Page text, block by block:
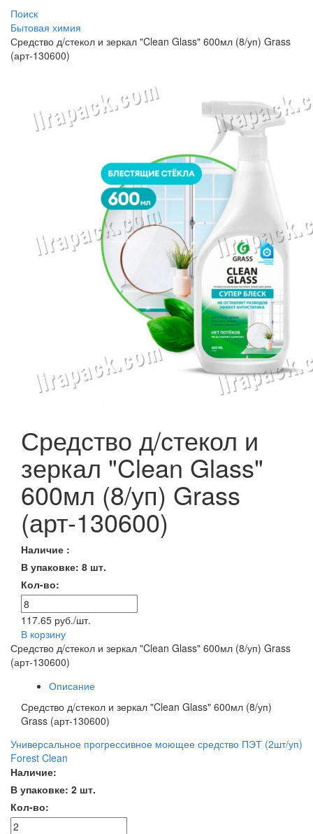
Поиск
Бытовая химия
Средство д/стекол и зеркал "Clean Glass" 600мл (8/уп) Grass
(арт-130600)
Средство д/стекол и
зеркал "Clean Glass"
600мл (8/уп) Grass
(арт-130600)
Наличие :
В упаковке: 8 шт.
Кол-во:
117.65 руб./шт.
В корзину
Средство д/стекол и зеркал "Clean Glass" 600мл (8/уп) Grass
(арт-130600)
Описание
Средство д/стекол и зеркал "Clean Glass" 600мл (8/уп)
Grass (арт-130600)
Универсальное прогрессивное моющее средство ПЭТ (2шт/уп)
Forest Clean
Наличие:
В упаковке: 2 шт.
Кол-во: